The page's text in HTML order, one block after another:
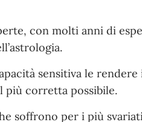
con molti anni di
sensitiva le
più corretta possibile.
soffrono per i più